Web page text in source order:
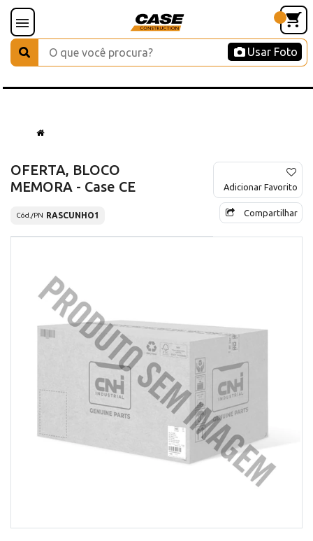
Usar Foto
OFERTA, BLOCO
MEMORA - Case CE
Cód./PN RASCUNHO1
Adicionar Favorito
Compartilhar